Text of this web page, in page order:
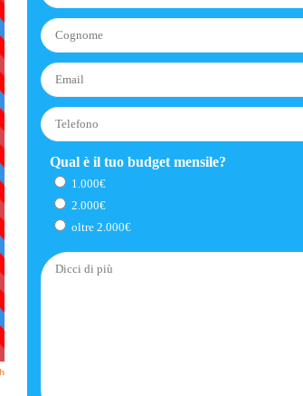
Qual è il tuo budget mensile?
1.000€
2.000€
oltre 2.000€